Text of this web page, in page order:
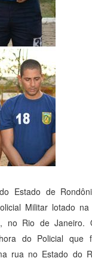
Estado de
Militar lotado
no Rio de Janeiro.
do Policial que
rua no Estado do